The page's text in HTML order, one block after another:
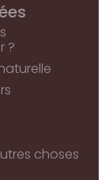
?
choses